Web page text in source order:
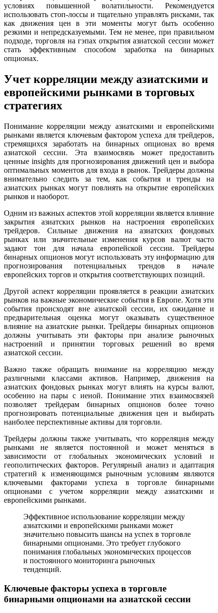
условиях повышенной волатильности. Рекомендуется
использовать стоп-лоссы и тщательно управлять рисками, так
как движения цен в эти моменты могут быть особенно
резкими и непредсказуемыми. Тем не менее, при правильном
подходе, торговля на гэпах открытия азиатской сессии может
стать эффективным способом заработка на бинарных
опционах.
Учет корреляции между азиатскими и
европейскими рынками в торговых
стратегиях
Понимание корреляции между азиатскими и европейскими
рынками является ключевым фактором успеха для трейдеров,
стремящихся заработать на бинарных опционах во время
азиатской сессии. Эта взаимосвязь может предоставить
ценные insights для прогнозирования движений цен и выбора
оптимальных моментов для входа в рынок. Трейдеры должны
внимательно следить за тем, как события и тренды на
азиатских рынках могут повлиять на открытие европейских
рынков и наоборот.
Одним из важных аспектов этой корреляции является влияние
закрытия азиатских рынков на настроения европейских
трейдеров. Сильные движения на азиатских фондовых
рынках или значительные изменения курсов валют часто
задают тон для начала европейской сессии. Трейдеры
бинарных опционов могут использовать эту информацию для
прогнозирования потенциальных трендов в начале
европейских торгов и открытия соответствующих позиций.
Другой аспект корреляции проявляется в реакции азиатских
рынков на важные экономические события в Европе. Хотя эти
события происходят вне азиатской сессии, их ожидание и
предварительная оценка могут оказывать существенное
влияние на азиатские рынки. Трейдеры бинарных опционов
должны учитывать эти факторы при анализе рыночных
настроений и принятии торговых решений во время
азиатской сессии.
Важно также обращать внимание на корреляцию между
различными классами активов. Например, движения на
азиатских фондовых рынках могут влиять на курсы валют,
особенно на пары с иеной. Понимание этих взаимосвязей
позволяет трейдерам бинарных опционов более точно
прогнозировать потенциальные движения цен и выбирать
наиболее перспективные активы для торговли.
Трейдеры должны также учитывать, что корреляция между
рынками не является постоянной и может меняться в
зависимости от глобальных экономических условий и
геополитических факторов. Регулярный анализ и адаптация
стратегий к изменяющимся рыночным условиям являются
ключевыми факторами успеха в торговле бинарными
опционами с учетом корреляции между азиатскими и
европейскими рынками.
Эффективное использование корреляции между
азиатскими и европейскими рынками может
значительно повысить шансы на успех в торговле
бинарными опционами. Это требует глубокого
понимания глобальных экономических процессов
и постоянного мониторинга рыночных
тенденций.
Ключевые факторы успеха в торговле
бинарными опционами на азиатской сессии